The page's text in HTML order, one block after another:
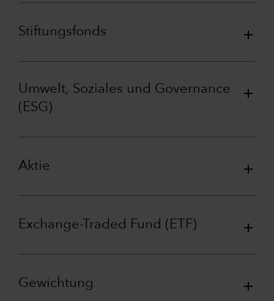
Stiftungsfonds
Umwelt, Soziales und Governance
(ESG)
Aktie
Exchange-Traded Fund (ETF)
Gewichtung